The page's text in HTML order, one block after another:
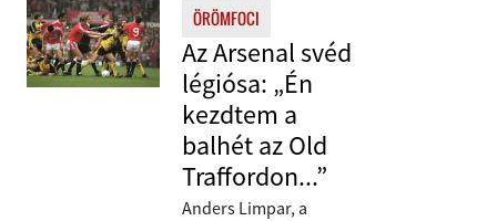
ÖRÖMFOCI
Az Arsenal svéd
légiósa: „Én
kezdtem a
balhét az Old
Traffordon...”
Anders Limpar, a